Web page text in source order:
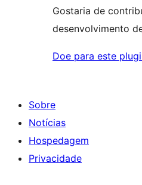
Gostaria de
desenvolvimento
Doe para este
Sobre
Notícias
Hospedagem
Privacidade